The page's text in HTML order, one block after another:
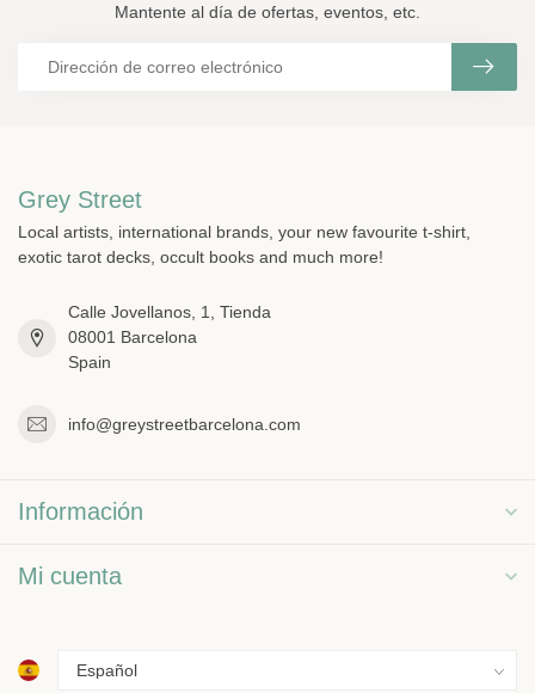
Mantente al día de ofertas, eventos, etc.
Grey Street
Local artists, international brands, your new favourite t-shirt,
exotic tarot decks, occult books and much more!
Calle Jovellanos, 1, Tienda
08001 Barcelona
Spain
info@greystreetbarcelona.com
Información
Mi cuenta